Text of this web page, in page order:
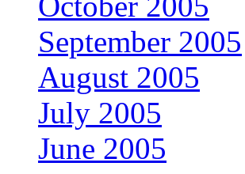
September 2005
August 2005
July 2005
June 2005